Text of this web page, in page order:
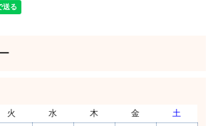
火 水 木 金
土